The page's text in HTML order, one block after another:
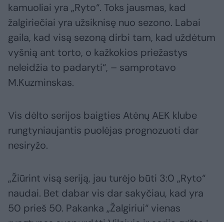
kamuoliai yra „Ryto“. Toks jausmas, kad
žalgiriečiai yra užsiknisę nuo sezono. Labai
gaila, kad visą sezoną dirbi tam, kad uždėtum
vyšnią ant torto, o kažkokios priežastys
neleidžia to padaryti“, – samprotavo
M.Kuzminskas.
Vis dėlto serijos baigties Atėnų AEK klube
rungtyniaujantis puolėjas prognozuoti dar
nesiryžo.
„Žiūrint visą seriją, jau turėjo būti 3:0 „Ryto“
naudai. Bet dabar vis dar sakyčiau, kad yra
50 prieš 50. Pakanka „Žalgiriui“ vienas